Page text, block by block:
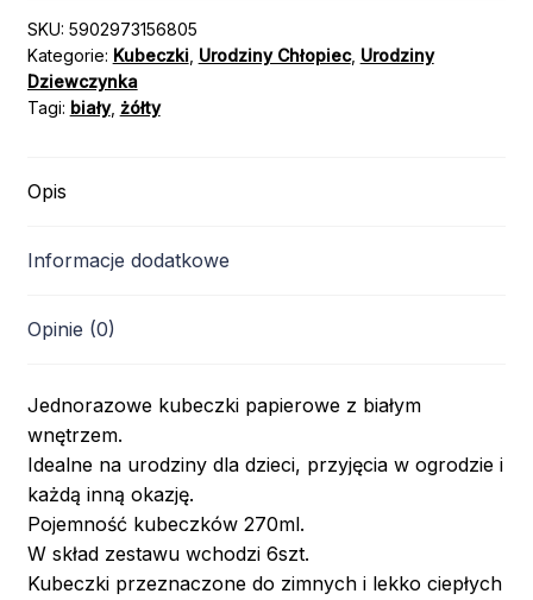
ŻÓŁTE
GROSZKI
6szt.
SKU: 5902973156805
Kategorie: Kubeczki, Urodziny Chłopiec, Urodziny
Dziewczynka
Tagi: biały, żółty
Opis
Informacje dodatkowe
Opinie (0)
Jednorazowe kubeczki papierowe z białym
wnętrzem.
Idealne na urodziny dla dzieci, przyjęcia w ogrodzie i
każdą inną okazję.
Pojemność kubeczków 270ml.
W skład zestawu wchodzi 6szt.
Kubeczki przeznaczone do zimnych i lekko ciepłych